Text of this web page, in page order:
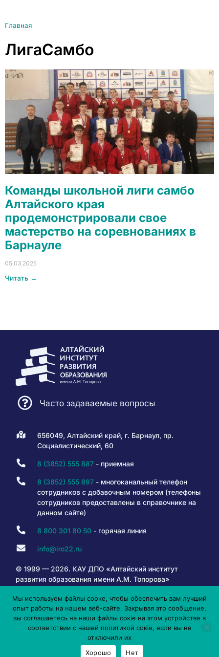
Главная
ЛигаСамбо
Команды школьной лиги самбо
Алтайского края
продемонстрировали свое
мастерство на соревнованиях в
Барнауле
05.03.2025
Читать →
Часто задаваемые вопросы
656049, Алтайский край, г. Барнаул, пр.
Социалистический, 60
8 (3852) 555 887- приемная
8 (3852) 555 897- многоканальный телефон
сотрудников с добавочным номером (телефоны
сотрудников предоставлены в справочнике на
данном сайте)
8 800 301 80 50- горячая линия
info@iro22.ru
© 1999 — 2026. КАУ ДПО «Алтайский институт
развития образования имени А.М. Топорова»
6+
Мы используем файлы сооке, чтобы обеспечить вам лучший
опыт работы на нашем веб-сайте. Закрывая это сообщение,
вы соглашаетесь на наши файлы сокіе на этом устройстве в
соответствии с нашей политикой сокіе, если вы не
отключили их
Хорошо
Нет